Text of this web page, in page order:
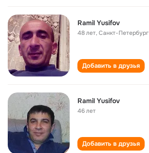
Ramil Yusifov
48 лет,Санкт-Петербург
Добавить в друзья
Ramil Yusifov
46 лет
Добавить в друзья